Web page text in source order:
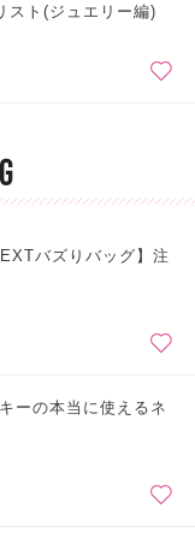
スト(ジュエリー編)
バズりバッグ】注
ーの本当に使えるネ